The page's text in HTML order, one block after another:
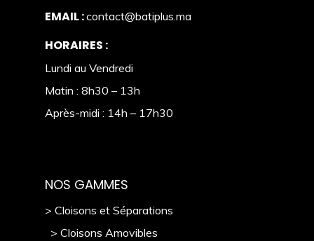
EMAIL :contact@batiplus.ma
HORAIRES :
Lundi au Vendredi
Matin : 8h30 – 13h
Après-midi : 14h – 17h30
NOS GAMMES
> Cloisons et Séparations
> Cloisons Amovibles